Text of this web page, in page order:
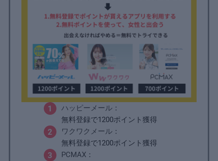
ハッピーメール ：
無料登録で1200ポイント獲得
ワクワクメール ：
無料登録で1200ポイント獲得
PCMAX ：